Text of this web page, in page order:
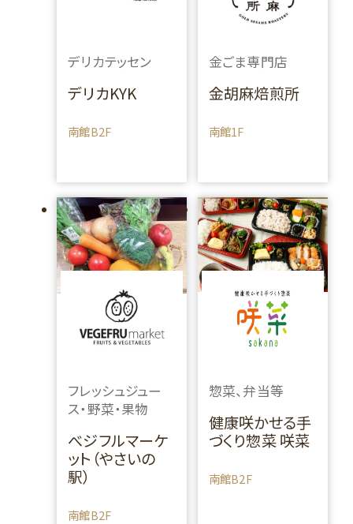
デリカテッセン
デリカKYK
南館B2F
金ごま専門店
金胡麻焙煎所
南館1F
フレッシュジュー
ス・野菜・果物
べジフルマーケ
ット（やさいの
駅）
南館B2F
惣菜、弁当等
健康咲かせる手
づくり惣菜 咲菜
南館B2F